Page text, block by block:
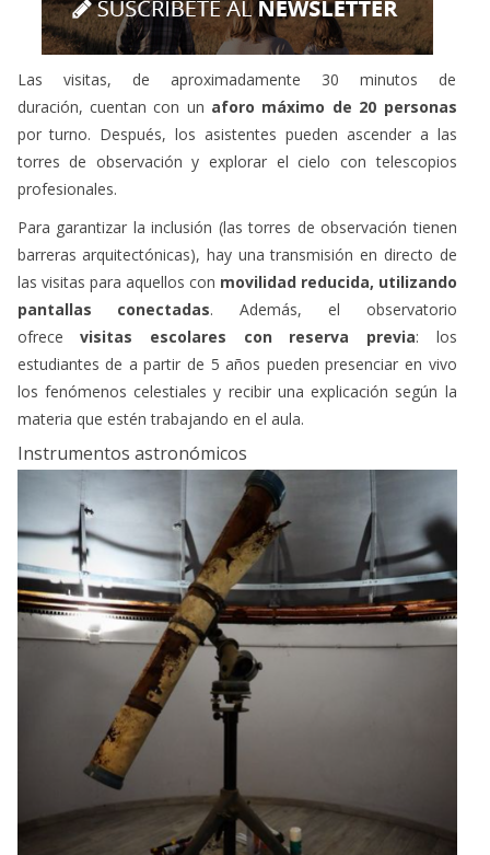
Las visitas, de aproximadamente 30 minutos de
duración, cuentan con un aforo máximo de 20 personas
por turno. Después, los asistentes pueden ascender a las
torres de observación y explorar el cielo con telescopios
profesionales.
Para garantizar la inclusión (las torres de observación tienen
barreras arquitectónicas), hay una transmisión en directo de
las visitas para aquellos con movilidad reducida, utilizando
pantallas conectadas. Además, el observatorio
ofrece visitas escolares con reserva previa: los
estudiantes de a partir de 5 años pueden presenciar en vivo
los fenómenos celestiales y recibir una explicación según la
materia que estén trabajando en el aula.
Instrumentos astronómicos